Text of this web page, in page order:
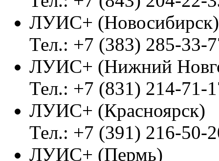
ЛУИС+ (Новосибирск)
Тел.: +7 (383) 285-33-
ЛУИС+ (Нижний
Тел.: +7 (831) 214-71-
ЛУИС+ (Красноярск)
Тел.: +7 (391) 216-50-
ЛУИС+ (Пермь)